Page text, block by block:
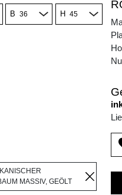
B H
MASSIV, GEÖLT